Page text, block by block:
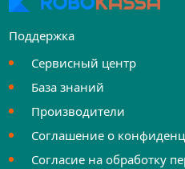
Поддержка
Сервисный центр
База знаний
Производители
Соглашение о
Согласие на обработку